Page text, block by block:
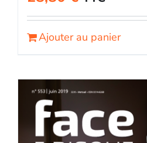
Ajouter au panier